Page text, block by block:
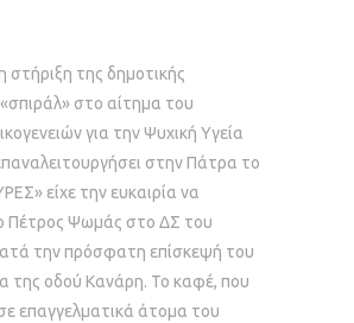
στήριξη της δημοτικής
στο αίτημα του
για την Ψυχική Υγεία
στην Πάτρα το
είχε την ευκαιρία να
Πέτρος Ψωμάς στο ΔΣ του
την πρόσφατη επίσκεψή του
της οδού Κανάρη. Το καφέ, που
επαγγελματικά άτομα του